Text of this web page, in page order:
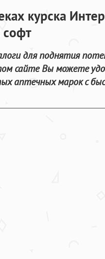
курска
софт
для поднятия
сайте Вы можете
аптечных марок с